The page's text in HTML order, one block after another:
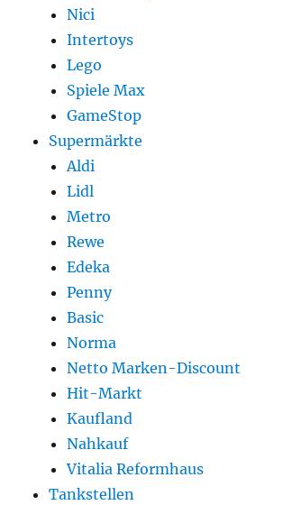
Nici
Intertoys
Lego
Spiele Max
GameStop
Supermärkte
Aldi
Lidl
Metro
Rewe
Edeka
Penny
Basic
Norma
Netto Marken-Discount
Hit-Markt
Kaufland
Nahkauf
Vitalia Reformhaus
Tankstellen